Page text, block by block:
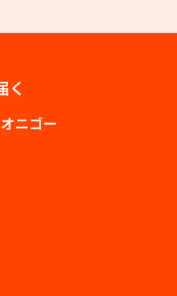
く
オニゴー